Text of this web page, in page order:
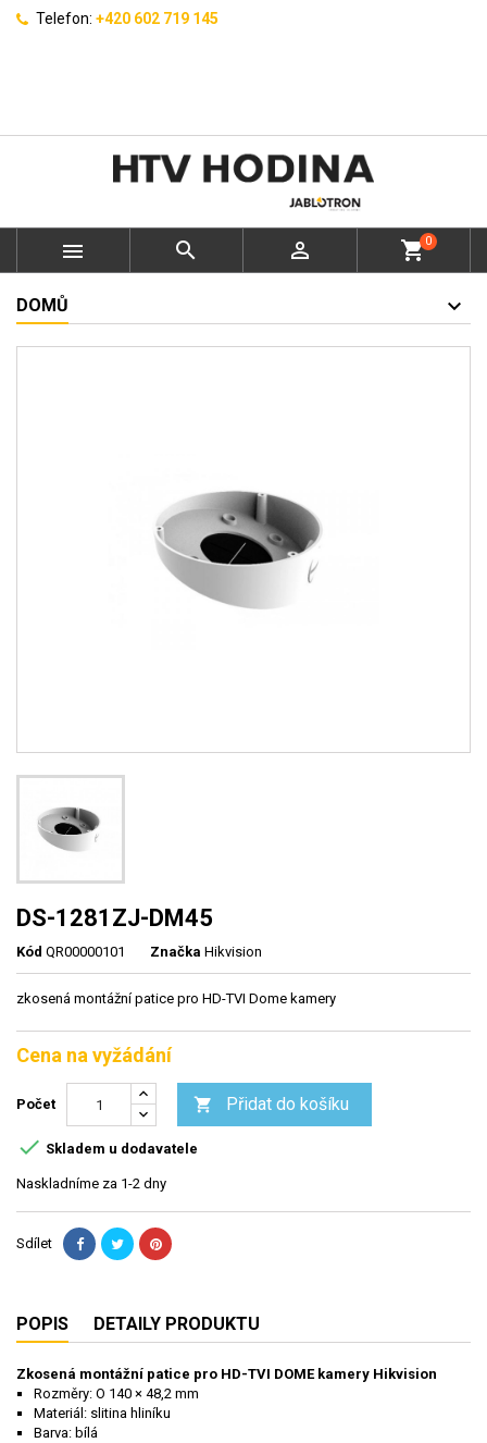
Telefon: +420 602 719 145
   shopping_cart0
DOMŮ
DS-1281ZJ-DM45
Kód QR00000101 Značka Hikvision
zkosená montážní patice pro HD-TVI Dome kamery
Cena na vyžádání
Počet  Přidat do košíku
 Skladem u dodavatele
Naskladníme za 1-2 dny
Sdílet
POPIS DETAILY PRODUKTU
Zkosená montážní patice pro HD-TVI DOME kamery Hikvision
Rozměry: O 140 × 48,2 mm
Materiál: slitina hliníku
Barva: bílá